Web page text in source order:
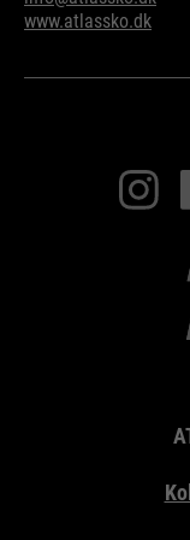
www.atlassko.dk